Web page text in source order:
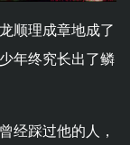
顺理成章地成了
年终究长出了鳞
经踩过他的人，